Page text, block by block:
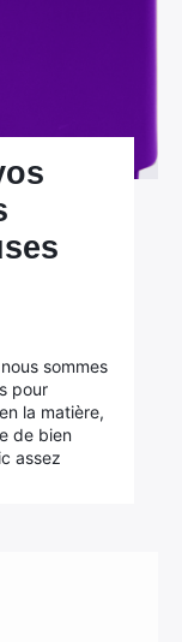
sommes
pour
la matière,
de bien
assez